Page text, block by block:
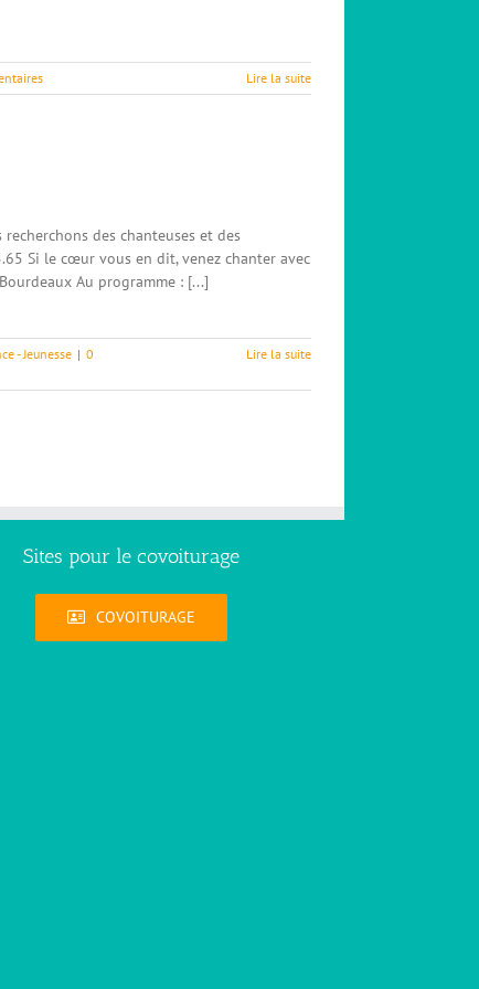
Lire la suite
des chanteuses et des
Si le cœur vous en dit, venez chanter avec
Au programme : [...]
- Jeunesse | 0
Lire la suite
Sites pour le covoiturage
COVOITURAGE